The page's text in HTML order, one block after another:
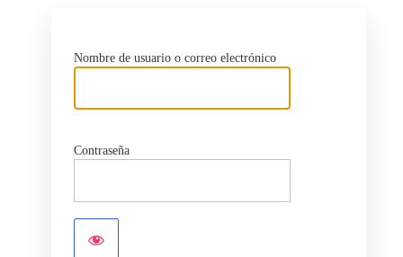
Nombre de usuario o correo electrónico
Contraseña